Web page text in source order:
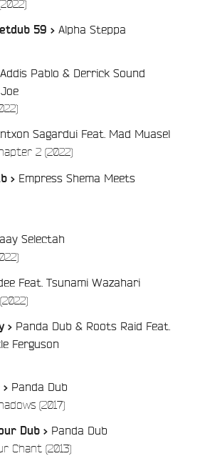
/
59 > Alpha Steppa
Addis Pablo & Derrick Sound
/
Sagardui Feat. Mad Muasel
2 (2022)/
> Empress Shema Meets
Selectah
/
Feat. Tsunami Wazahari
/
> Panda Dub & Roots Raid Feat.
Ferguson
Panda Dub
(2017)/
Dub > Panda Dub
Chant (2013)/